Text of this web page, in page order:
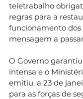
teletrabalho
regras para a
funcionamento dos
mensagem a
O Governo
intensa e o
emitiu, a 23 de
para as forças de